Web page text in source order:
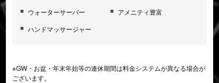
ウォーターサーバー
アメニティ豊富
ハンドマッサージャー
※GW・お盆・年末年始等の連休期間は料金システムが異なる場合が
ございます。